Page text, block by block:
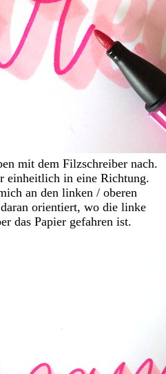
mit dem Filzschreiber nach.
einheitlich in eine Richtung.
an den linken / oberen
orientiert, wo die linke
das Papier gefahren ist.